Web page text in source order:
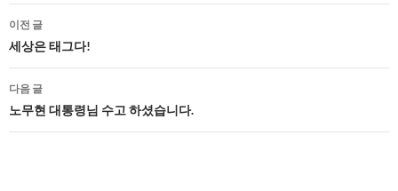
글
네
비
게
이
이전 글
세상은 태그다!
다음 글
노무현 대통령님 수고 하셨습니다.